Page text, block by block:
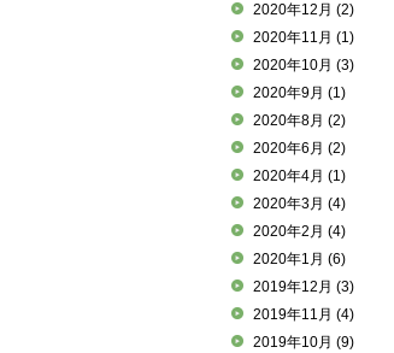
2020年12月 (2)
2020年11月 (1)
2020年10月 (3)
2020年9月 (1)
2020年8月 (2)
2020年6月 (2)
2020年4月 (1)
2020年3月 (4)
2020年2月 (4)
2020年1月 (6)
2019年12月 (3)
2019年11月 (4)
2019年10月 (9)